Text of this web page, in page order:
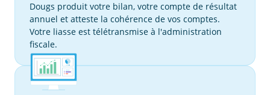
Dougs produit votre bilan, votre compte de résultat
annuel et atteste la cohérence de vos comptes.
Votre liasse est télétransmise à l'administration
fiscale.